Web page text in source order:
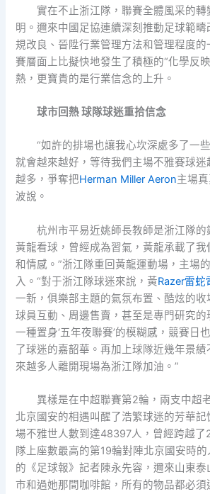
實在不止浙江隊，聯賽全體風采的
明。邇來中國足協連續深刻推動足球範
規改良、晉陞行業管理方法和管理程度
賽層面上比擬快地發生了積極的“化學反
熱，更寶貴的是行業信念的上升。
球市回熱 球隊球迷重拾信念
“如許的排場也讓我心坎深處多了一
就會越來越好，等待我們主場不雅賽球迷
越多，爭奪把Herman Miller Aeron主場
波說。
杭州市平易近姚師長教師是浙江隊的
黃龍看球，曾經成為習氣，黃龍承載了
和情感。”浙江隊重回黃龍運動場，主場
入。“對于浙江隊球迷來說，黃Razer雷蛇
一新，俱樂部主題的氣氛布置、酷炫的
球員互動、周邊售賣，甚至是專門研究的
一種置身‘五年夜聯賽’的模糊感，競賽日
了球迷的嘉韶華。再加上球隊近幾年景
來越多人離開現場為浙江隊加油。”
異樣是在中超聯賽第2輪，兩支中超
北京國安的相遇叫醒了浩繁球迷的芳華
場不雅世人數到達48397人，曾經跨越了
隊上座數最高的第19輪對陣北京國安時
的《足球報》記者陳永先容，邇來山東
市和過她那間咖啡館，所有的物品都必